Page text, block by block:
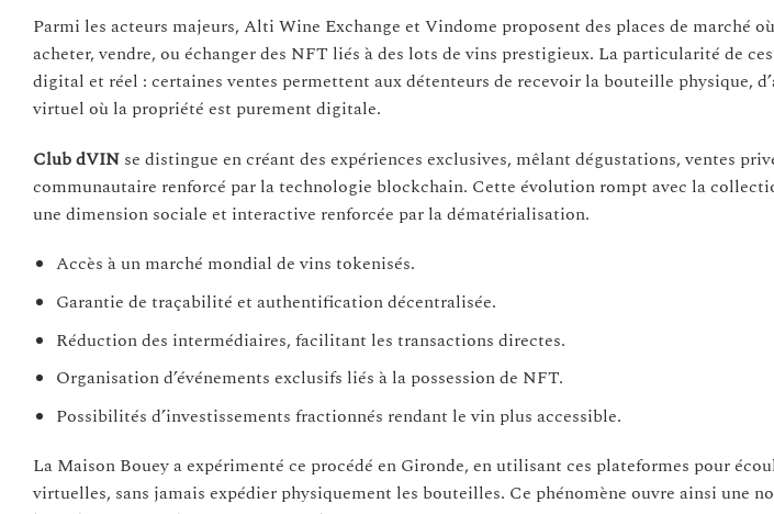
Parmi les acteurs majeurs, Alti Wine Exchange et Vindome proposent des places de marché
acheter, vendre, ou échanger des NFT liés à des lots de vins prestigieux. La particularité de
digital et réel : certaines ventes permettent aux détenteurs de recevoir la bouteille physique,
virtuel où la propriété est purement digitale.
Club dVIN se distingue en créant des expériences exclusives, mêlant dégustations, ventes
communautaire renforcé par la technologie blockchain. Cette évolution rompt avec la
une dimension sociale et interactive renforcée par la dématérialisation.
Accès à un marché mondial de vins tokenisés.
Garantie de traçabilité et authentification décentralisée.
Réduction des intermédiaires, facilitant les transactions directes.
Organisation d’événements exclusifs liés à la possession de NFT.
Possibilités d’investissements fractionnés rendant le vin plus accessible.
La Maison Bouey a expérimenté ce procédé en Gironde, en utilisant ces plateformes pour
virtuelles, sans jamais expédier physiquement les bouteilles. Ce phénomène ouvre ainsi une